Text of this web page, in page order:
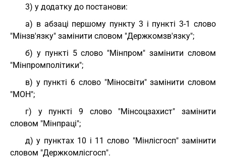
3) у додатку до постанови:
а) в абзаці першому пункту 3 і пункті 3-1 слово
"Мінзв'язку" замінити словом "Держкомзв'язку";
б) у пункті 5 слово "Мінпром" замінити словом
"Мінпромполітики";
в) у пункті 6 слово "Міносвіти" замінити словом
"МОН";
г) у пункті 9 слово "Мінсоцзахист" замінити
словом "Мінпраці";
д) у пунктах 10 і 11 слово "Мінлісгосп" замінити
словом "Держкомлісгосп".